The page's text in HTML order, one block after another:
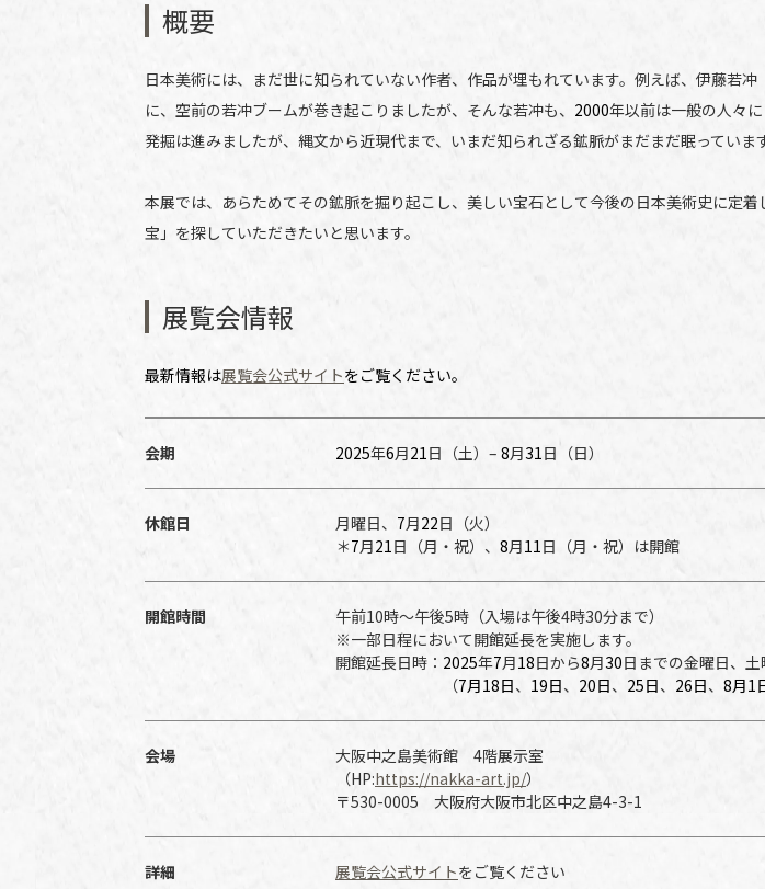
概要
日本美術には、まだ世に知られていない作者、作品が埋もれています。例えば、伊藤若冲
に、空前の若冲ブームが巻き起こりましたが、そんな若冲も、 2000年以前は一般の人々
発掘は進みましたが、縄文から近現代まで、いまだ知られざる鉱脈がまだまだ眠っています
本展では、あらためてその鉱脈を掘り起こし、美しい宝石として今後の日本美術史に定
宝」を探していただきたいと思います。
展覧会情報
最新情報は展覧会公式サイトをご覧ください。
会期 2025年6月21日（土）– 8月31日（日）
休館日 月曜日、 7月22日（火）
＊7月21日（月・祝）、 8月11日（月・祝）は開館
開館時間
午前10時～午後5時（入場は午後4時30分まで）
※一部日程において開館延長を実施します。
開館延長日時： 2025年7月18日から8月30日までの金曜日、
（7月18日、 19日、 20日、 25日、 26日、 8月1
会場
大阪中之島美術館 4階展示室
（HP:https://nakka-art.jp/）
〒530-0005 大阪府大阪市北区中之島4-3-1
詳細 展覧会公式サイトをご覧ください